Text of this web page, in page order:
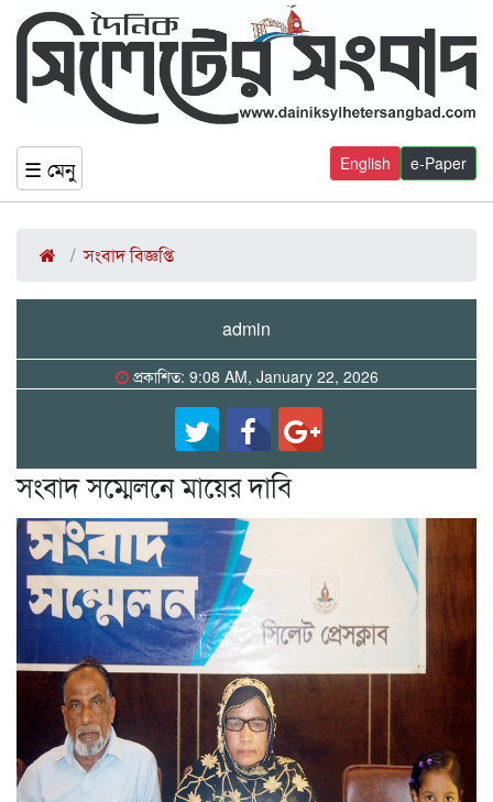
☰ মেনু e-Paper
English
সংবাদ বিজ্ঞপ্তি
admin
প্রকাশিত: 9:08 AM, January 22, 2026
সংবাদ সম্মেলনে মায়ের দাবি